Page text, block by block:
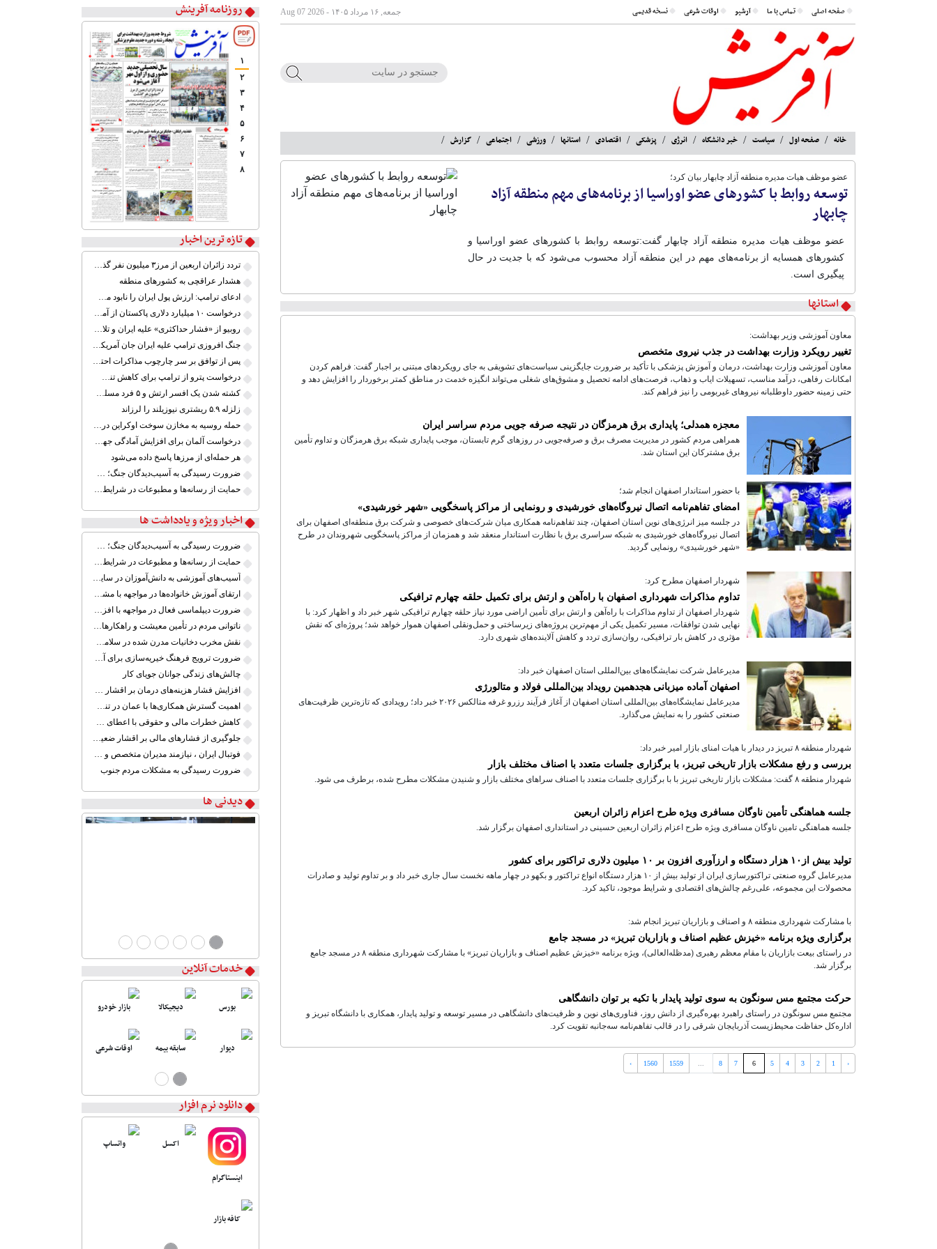
صفحه اصلی تماس با ما آرشیو اوقات شرعی نسخه قدیمی جمعه, ۱۶ مرداد ۱۴۰۵ - Aug 07 2026
خانه صفحه اول سیاست خبر دانشگاه انرژی پزشکی اقتصادی استانها ورزشی اجتماعی گزارش
عضو موظف هیات مدیره منطقه آزاد چابهار بیان کرد؛
توسعه روابط با کشورهای عضو اوراسیا از برنامه‌های مهم منطقه آزاد
چابهار
عضو موظف هیات مدیره منطقه آزاد چابهار گفت:توسعه روابط با کشورهای عضو اوراسیا و
کشورهای همسایه از برنامه‌های مهم در این منطقه آزاد محسوب می‌شود که با جدیت در حال
پیگیری است.
استانها
معاون آموزشی وزیر بهداشت:
تغییر رویکرد وزارت بهداشت در جذب نیروی متخصص
معاون آموزشی وزارت بهداشت، درمان و آموزش پزشکی با تأکید بر ضرورت جایگزینی سیاست‌های تشویقی به جای رویکردهای مبتنی بر اجبار گفت: فراهم کردن
امکانات رفاهی، درآمد مناسب، تسهیلات ایاب و ذهاب، فرصت‌های ادامه تحصیل و مشوق‌های شغلی می‌تواند انگیزه خدمت در مناطق کمتر برخوردار را افزایش دهد و
حتی زمینه حضور داوطلبانه نیروهای غیربومی را نیز فراهم کند.
معجزه همدلی؛ پایداری برق هرمزگان در نتیجه صرفه جویی مردم سراسر ایران
همراهی مردم کشور در مدیریت مصرف برق و صرفه‌جویی در روزهای گرم تابستان، موجب پایداری شبکه برق هرمزگان و تداوم تأمین
برق مشترکان این استان شد.
با حضور استاندار اصفهان انجام شد؛
امضای تفاهم‌نامه اتصال نیروگاه‌های خورشیدی و رونمایی از مراکز پاسخگویی «شهر خورشیدی»
در جلسه میز انرژی‌های نوین استان اصفهان، چند تفاهم‌نامه همکاری میان شرکت‌های خصوصی و شرکت برق منطقه‌ای اصفهان برای
اتصال نیروگاه‌های خورشیدی به شبکه سراسری برق با نظارت استاندار منعقد شد و همزمان از مراکز پاسخگویی شهروندان در طرح
«شهر خورشیدی» رونمایی گردید.
شهردار اصفهان مطرح کرد:
تداوم مذاکرات شهرداری اصفهان با راه‌آهن و ارتش برای تکمیل حلقه چهارم ترافیکی
شهردار اصفهان از تداوم مذاکرات با راه‌آهن و ارتش برای تأمین اراضی مورد نیاز حلقه چهارم ترافیکی شهر خبر داد و اظهار کرد: با
نهایی شدن توافقات، مسیر تکمیل یکی از مهم‌ترین پروژه‌های زیرساختی و حمل‌ونقلی اصفهان هموار خواهد شد؛ پروژه‌ای که نقش
مؤثری در کاهش بار ترافیکی، روان‌سازی تردد و کاهش آلاینده‌های شهری دارد.
مدیرعامل شرکت نمایشگاه‌های بین‌المللی استان اصفهان خبر داد:
اصفهان آماده میزبانی هجدهمین رویداد بین‌المللی فولاد و متالورژی
مدیرعامل نمایشگاه‌های بین‌المللی استان اصفهان از آغاز فرآیند رزرو غرفه متالکس ۲۰۲۶ خبر داد؛ رویدادی که تازه‌ترین ظرفیت‌های
صنعتی کشور را به نمایش می‌گذارد.
شهردار منطقه ۸ تبریز در دیدار با هیات امنای بازار امیر خبر داد:
بررسی و رفع مشکلات بازار تاریخی تبریز، با برگزاری جلسات متعدد با اصناف مختلف بازار
شهردار منطقه ۸ گفت: مشکلات بازار تاریخی تبریز با با برگزاری جلسات متعدد با اصناف سراهای مختلف بازار و شنیدن مشکلات مطرح شده، برطرف می شود.
جلسه هماهنگی تأمین ناوگان مسافری ویژه طرح اعزام زائران اربعین
جلسه هماهنگی تامین ناوگان مسافری ویژه طرح اعزام زائران اربعین حسینی در استانداری اصفهان برگزار شد.
تولید بیش از۱۰ هزار دستگاه و ارزآوری افزون بر ۱۰ میلیون دلاری تراکتور برای کشور
مدیرعامل گروه صنعتی تراکتورسازی ایران از تولید بیش از ۱۰ هزار دستگاه انواع تراکتور و بکهو در چهار ماهه نخست سال جاری خبر داد و بر تداوم تولید و صادرات
محصولات این مجموعه، علی‌رغم چالش‌های اقتصادی و شرایط موجود، تاکید کرد.
با مشارکت شهرداری منطقه ۸ و اصناف و بازاریان تبریز انجام شد:
برگزاری ویژه برنامه «خیزش عظیم اصناف و بازاریان تبریز» در مسجد جامع
در راستای بیعت بازاریان با مقام معظم رهبری (مدظله‌العالی)، ویژه برنامه «خیزش عظیم اصناف و بازاریان تبریز» با مشارکت شهرداری منطقه ۸ در مسجد جامع
برگزار شد.
حرکت مجتمع مس سونگون به سوی تولید پایدار با تکیه بر توان دانشگاهی
مجتمع مس سونگون در راستای راهبرد بهره‌گیری از دانش روز، فناوری‌های نوین و ظرفیت‌های دانشگاهی در مسیر توسعه و تولید پایدار، همکاری با دانشگاه تبریز و
اداره‌کل حفاظت محیط‌زیست آذربایجان شرقی را در قالب تفاهم‌نامه سه‌جانبه تقویت کرد.
‹
1
2
3
4
5
6
7
8
1559
1560
›
روزنامه آفرینش
۱
۲
۳
۴
۵
۶
۷
۸
تازه ترین اخبار
تردد زائران اربعین از مرز۳ میلیون نفر گذشت
هشدار عراقچی به کشورهای منطقه
ادعای ترامپ: ارزش پول ایران را نابود می‌کنم
درخواست ۱۰ میلیارد دلاری پاکستان از آمریکا در ازای میانجی‌گری در مذاکرات ایران
روبیو از «فشار حداکثری» علیه ایران و تلاش برای توافق سخن گفت
جنگ افروزی ترامپ علیه ایران جان آمریکایی‌ها را به خطر می‌اندازد
پس از توافق بر سر چارچوب مذاکرات احتمالی، حمله به ایران را لغو کردم
درخواست پترو از ترامپ برای کاهش تنش با کوبا؛ «اکنون زمان گفت‌وگو است»
کشته شدن یک افسر ارتش و ۵ فرد مسلح در پاکستان
زلزله ۵.۹ ریشتری نیوزیلند را لرزاند
حمله روسیه به مخازن سوخت اوکراین در بندر اودسا
درخواست آلمان برای افزایش آمادگی جهت حفاظت از مرزهای اتحادیه اروپا
هر حمله‌ای از مرزها پاسخ داده می‌شود
ضرورت رسیدگی به آسیب‌دیدگان جنگ؛ حمایت از کارگران و خانواده‌ها
حمایت از رسانه‌ها و مطبوعات در شرایط جنگی
اخبار ویژه و یادداشت ها
ضرورت رسیدگی به آسیب‌دیدگان جنگ؛ حمایت از کارگران و خانواده‌ها
حمایت از رسانه‌ها و مطبوعات در شرایط جنگی
آسیب‌های آموزشی به دانش‌آموزان در سایه ابهام بازگشایی مدارس
ارتقای آموزش خانواده‌ها در مواجهه با مشکلات خاص
ضرورت دیپلماسی فعال در مواجهه با افزایش تنش‌های نظامی میان ایران و آمریکا
ناتوانی مردم در تأمین معیشت و راهکارهای کم اثر
نقش مخرب دخانیات مدرن شده در سلامت جوانان
ضرورت ترویج فرهنگ خیریه‌سازی برای آموزش کودکان کم برخوردار ایران
چالش‌های زندگی جوانان جویای کار
افزایش فشار هزینه‌های درمان بر اقشار ضعیف
اهمیت گسترش همکاری‌ها با عمان در تنگه هرمز
کاهش خطرات مالی و حقوقی با اعطای گواهینامه موتور سیکلت
جلوگیری از فشارهای مالی بر اقشار ضعیف جامعه ایران در شرایط بحرانی
فوتبال ایران ، نیازمند مدیران متخصص و آینده نگر
ضرورت رسیدگی به مشکلات مردم جنوب
دیدنی ها
خدمات آنلاین
بورس دیجیکالا بازار خودرو
دیوار سابقه بیمه اوقات شرعی
دانلود نرم افزار
اینستاگرام
اکسل واتساپ
کافه بازار